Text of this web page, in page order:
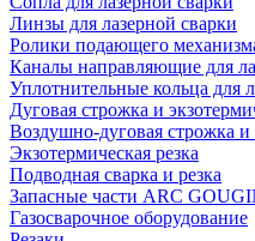
Линзы для лазерной сварки
Ролики подающего
Каналы направляющие для
Уплотнительные кольца для
Дуговая строжка и
Воздушно-дуговая строжка и
Экзотермическая резка
Подводная сварка и резка
Запасные части ARC
Газосварочное оборудование